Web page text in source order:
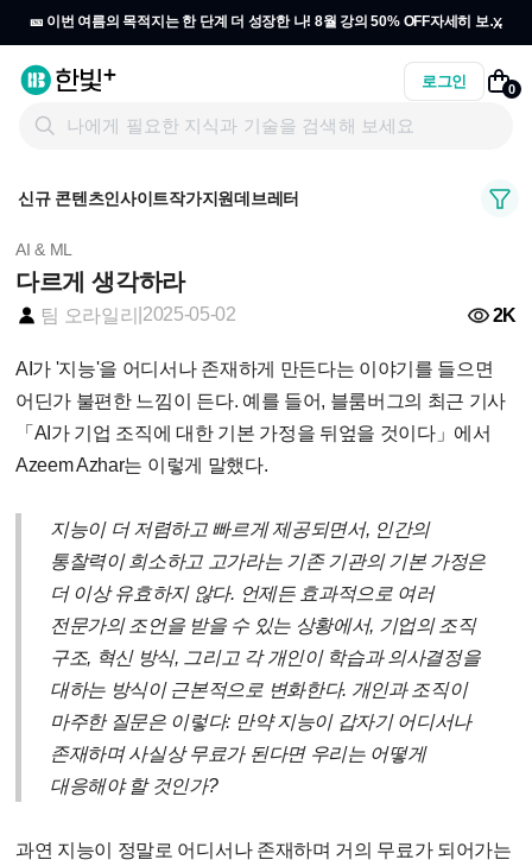
🎫 이번 여름의 목적지는 한 단계 더 성장한 나! 8월 강의 50% OFF자세히 보기
x
로그인 0
신규 콘텐츠인사이트작가지원데브레터
AI & ML
다르게 생각하라
팀 오라일리 2025-05-02 2K
AI가 '지능'을 어디서나 존재하게 만든다는 이야기를 들으면
어딘가 불편한 느낌이 든다. 예를 들어, 블룸버그의 최근 기사
「AI가 기업 조직에 대한 기본 가정을 뒤엎을 것이다」에서
Azeem Azhar는 이렇게 말했다.
지능이 더 저렴하고 빠르게 제공되면서, 인간의
통찰력이 희소하고 고가라는 기존 기관의 기본 가정은
더 이상 유효하지 않다. 언제든 효과적으로 여러
전문가의 조언을 받을 수 있는 상황에서, 기업의 조직
구조, 혁신 방식, 그리고 각 개인이 학습과 의사결정을
대하는 방식이 근본적으로 변화한다. 개인과 조직이
마주한 질문은 이렇다: 만약 지능이 갑자기 어디서나
존재하며 사실상 무료가 된다면 우리는 어떻게
대응해야 할 것인가?
과연 지능이 정말로 어디서나 존재하며 거의 무료가 되어가는